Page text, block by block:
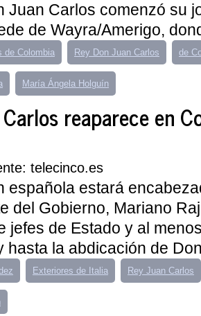
Juan Carlos comenzó su
de Wayra/Amerigo,
de Colombia Rey Don Juan Carlos de
María Ángela Holguín
reaparece en
telecinco.es
española estará
del Gobierno, Mariano
jefes de Estado y al
hasta la abdicación de
Exteriores de Italia Rey Juan Carlos